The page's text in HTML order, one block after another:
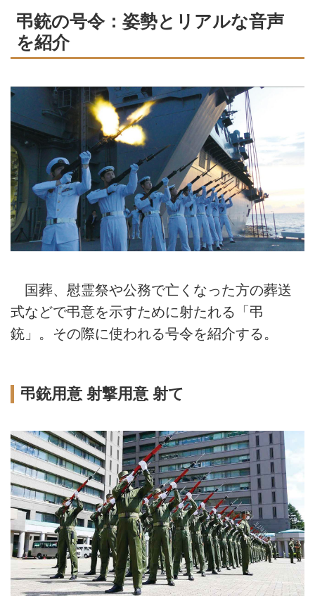
弔銃の号令：姿勢とリアルな音声
を紹介
国葬、慰霊祭や公務で亡くなった方の葬送
式などで弔意を示すために射たれる「弔
銃」。その際に使われる号令を紹介する。
弔銃用意 射撃用意 射て